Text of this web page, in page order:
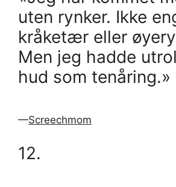
uten rynker. Ikke
kråketær eller
Men jeg hadde
hud som tenåring.»
—Screechmom
12.